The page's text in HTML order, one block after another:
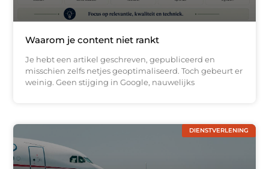
Waarom je content niet rankt
Je hebt een artikel geschreven, gepubliceerd en
misschien zelfs netjes geoptimaliseerd. Toch gebeurt er
weinig. Geen stijging in Google, nauwelijks
DIENSTVERLENING